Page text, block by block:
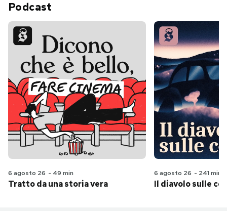
Podcast
6 agosto 26 - 49 min
Tratto da una storia vera
6 agosto 26 - 241 min
Il diavolo sulle